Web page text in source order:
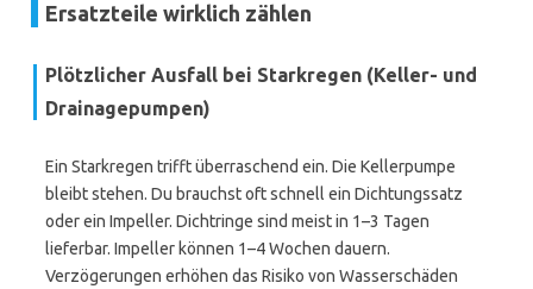
Ersatzteile wirklich zählen
Plötzlicher Ausfall bei Starkregen (Keller- und
Drainagepumpen)
Ein Starkregen trifft überraschend ein. Die Kellerpumpe
bleibt stehen. Du brauchst oft schnell ein Dichtungssatz
oder ein Impeller. Dichtringe sind meist in 1–3 Tagen
lieferbar. Impeller können 1–4 Wochen dauern.
Verzögerungen erhöhen das Risiko von Wasserschäden